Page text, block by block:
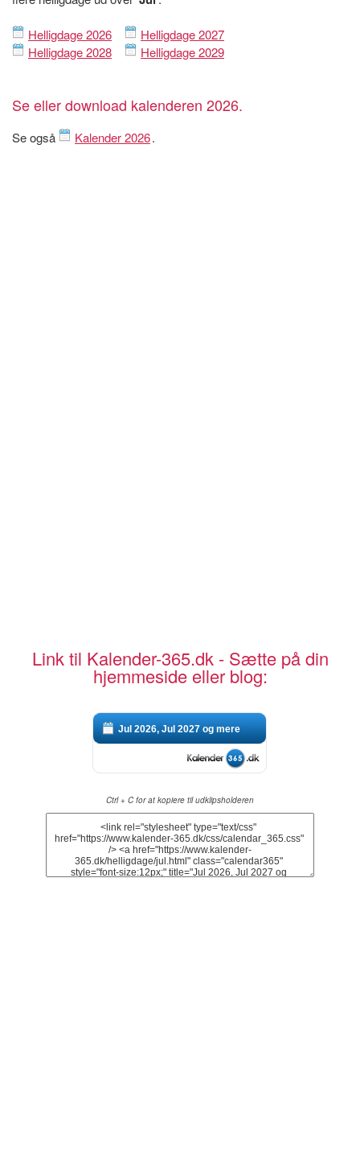
Helligdage 2026
Helligdage 2027
Helligdage 2028
Helligdage 2029
Se eller download kalenderen 2026.
Se også Kalender 2026.
Link til Kalender-365.dk - Sætte på din
hjemmeside eller blog:
Jul 2026, Jul 2027 og mere
Ctrl + C for at kopiere til udklipsholderen